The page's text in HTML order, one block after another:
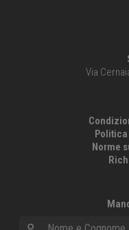
Via
Norme